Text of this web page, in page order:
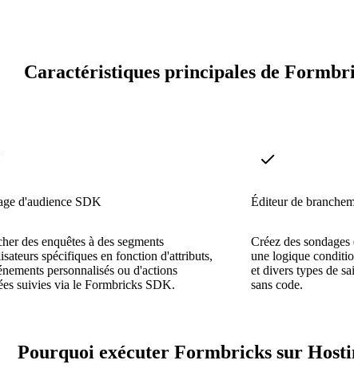
Caractéristiques principales de
d'audience SDK
des enquêtes à des segments
spécifiques en fonction d'attributs,
personnalisés ou d'actions
suivies via le Formbricks SDK.
Éditeur de
Créez des
une logique
et divers types de
sans code.
Pourquoi exécuter Formbricks sur